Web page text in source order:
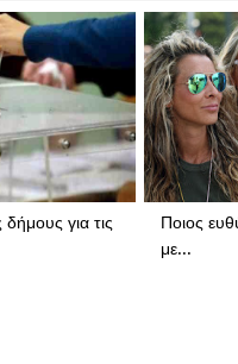
για τις
Ποιος
με...